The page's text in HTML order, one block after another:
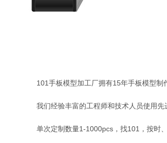
101手板模型加工厂拥有15年手板模型制
我们经验丰富的工程师和技术人员使用
单次定制数量1-1000pcs，找101，按时